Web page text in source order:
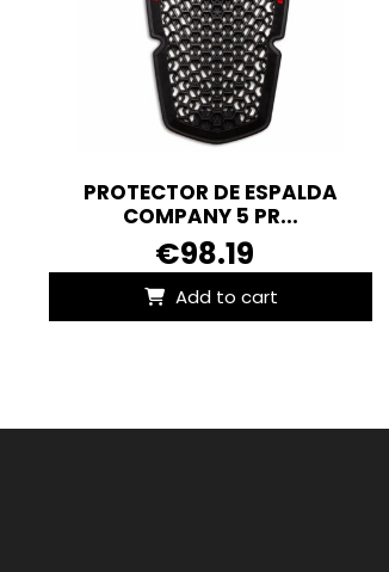
PROTECTOR DE ESPALDA
COMPANY 5 PR...
€98.19
Add to cart